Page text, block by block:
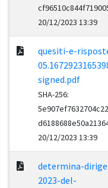
20/12/2023 13:39
quesiti-e-
signed.pdf
SHA-256:
20/12/2023 13:39
determina-
2023-del-